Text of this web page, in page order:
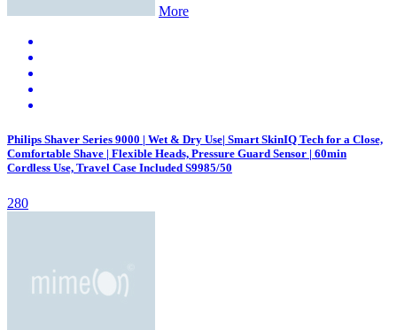
More
Philips Shaver Series 9000 | Wet & Dry Use| Smart SkinIQ Tech for a Close,
Comfortable Shave | Flexible Heads, Pressure Guard Sensor | 60min
Cordless Use, Travel Case Included S9985/50
280